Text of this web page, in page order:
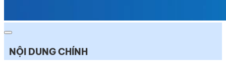
NỘI DUNG CHÍNH